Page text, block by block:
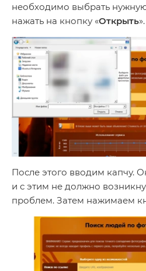
необходимо выбрать
нажать на кнопку «Открыть».
После этого вводим капчу.
и с этим не должно
проблем. Затем нажимаем